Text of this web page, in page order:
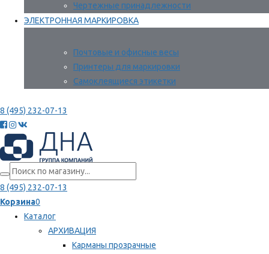
Чертежные принадлежности
ЭЛЕКТРОННАЯ МАРКИРОВКА
Почтовые и офисные весы
Принтеры для маркировки
Самоклеящиеся этикетки
8 (495) 232-07-13
8 (495) 232-07-13
Корзина0
Каталог
АРХИВАЦИЯ
Карманы прозрачные